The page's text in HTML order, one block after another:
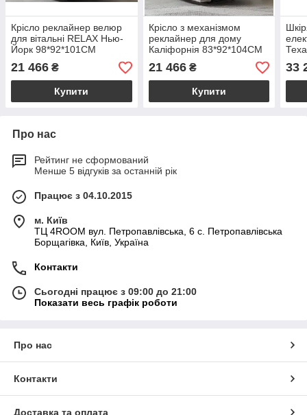
Крісло реклайнер велюр
для вітальні RELAX Нью-
Йорк 98*92*101CM
21 466 ₴
Купити
Крісло з механізмом
реклайнер для дому
Каліфорнія 83*92*104CM
21 466₴
Купити
33
Про нас
Рейтинг не сформований
Менше 5 відгуків за останній рік
Працює з 04.10.2015
м. Київ
ТЦ 4ROOM вул. Петропавлівська, 6 с. Петропавлівська
Борщагівка, Київ, Україна
Контакти
Сьогодні працює з 09:00 до 21:00
Показати весь графік роботи
Про нас
Контакти
Доставка та оплата